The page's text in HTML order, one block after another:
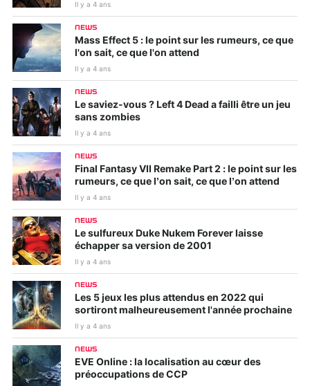
Il y a 4 ans
NEWS
Mass Effect 5 : le point sur les rumeurs, ce que
l'on sait, ce que l'on attend
Il y a 4 ans
NEWS
Le saviez-vous ? Left 4 Dead a failli être un jeu
sans zombies
Il y a 4 ans
NEWS
Final Fantasy VII Remake Part 2 : le point sur les
rumeurs, ce que l’on sait, ce que l’on attend
Il y a 4 ans
NEWS
Le sulfureux Duke Nukem Forever laisse
échapper sa version de 2001
Il y a 4 ans
NEWS
Les 5 jeux les plus attendus en 2022 qui
sortiront malheureusement l'année prochaine
Il y a 4 ans
NEWS
EVE Online : la localisation au cœur des
préoccupations de CCP